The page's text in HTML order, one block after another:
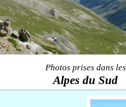
Photos prises dans les
Alpes du Sud